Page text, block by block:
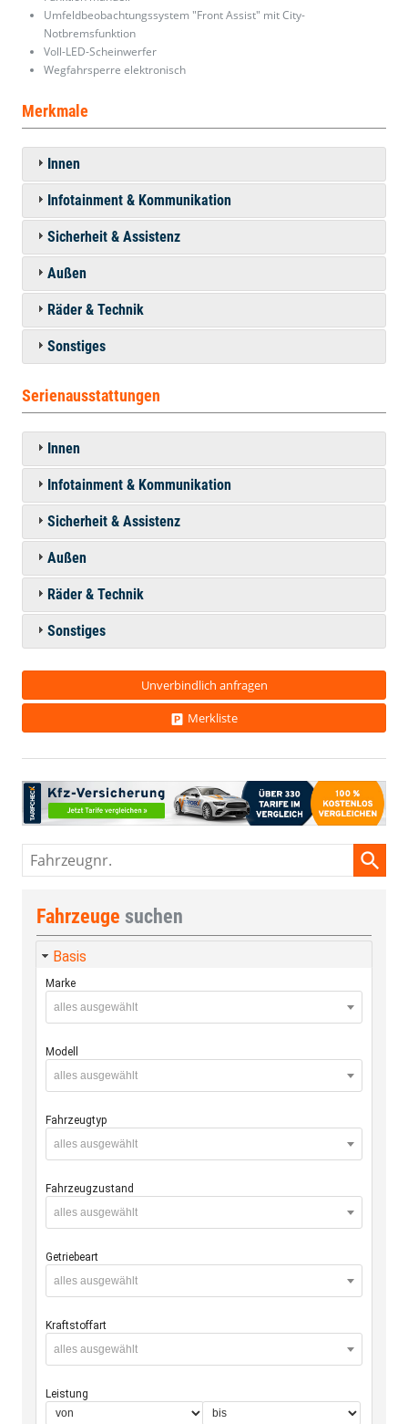
Umfeldbeobachtungssystem "Front Assist" mit City-
Notbremsfunktion
Voll-LED-Scheinwerfer
Wegfahrsperre elektronisch
Merkmale
Innen
Infotainment & Kommunikation
Sicherheit & Assistenz
Außen
Räder & Technik
Sonstiges
Serienausstattungen
Innen
Infotainment & Kommunikation
Sicherheit & Assistenz
Außen
Räder & Technik
Sonstiges
Unverbindlich anfragen
Merkliste
Fahrzeugnr.
Fahrzeuge suchen
Basis
Marke
alles ausgewählt
Modell
alles ausgewählt
Fahrzeugtyp
alles ausgewählt
Fahrzeugzustand
alles ausgewählt
Getriebeart
alles ausgewählt
Kraftstoffart
alles ausgewählt
Leistung